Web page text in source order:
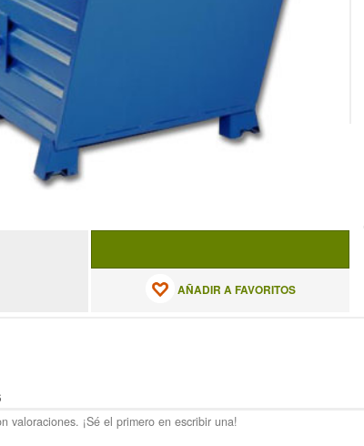
AÑADIR A FAVORITOS
valoraciones. ¡Sé el primero en escribir una!